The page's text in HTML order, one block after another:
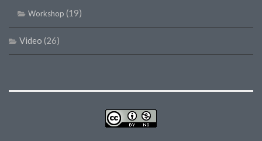
Workshop (19)
Video (26)